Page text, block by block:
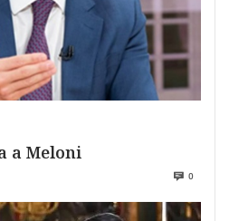
a Meloni
0